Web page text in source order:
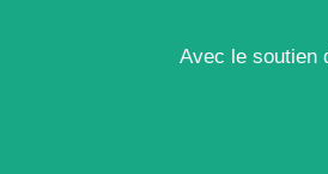
Avec le soutien